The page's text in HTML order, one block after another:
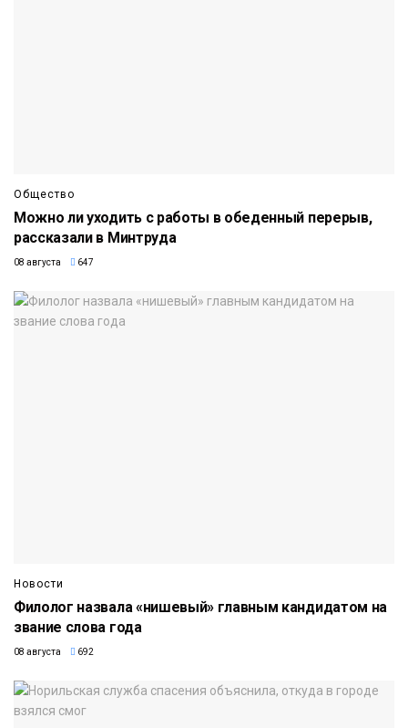
Общество
Можно ли уходить с работы в обеденный перерыв,
рассказали в Минтруда
08 августа 647
Новости
Филолог назвала «нишевый» главным кандидатом на
звание слова года
08 августа 692